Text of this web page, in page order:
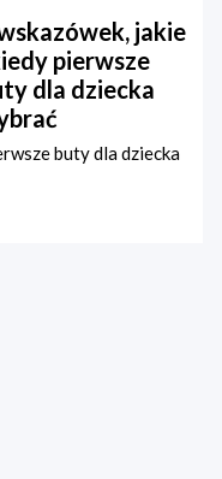
jakie
pierwsze
dla dziecka
buty dla dziecka